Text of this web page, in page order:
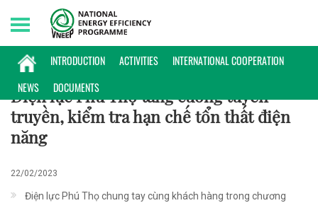
INTRODUCTION ACTIVITIES
INTERNATIONAL COOPERATION
NEWS
DOCUMENTS
Saturday, 08/08/2026 | 00:50 GMT+7
KINH NGHIỆM
Điện lực Phú Thọ tăng cường tuyên
truyền, kiểm tra hạn chế tổn thất điện
năng
22/02/2023
Điện lực Phú Thọ chung tay cùng khách hàng trong chương